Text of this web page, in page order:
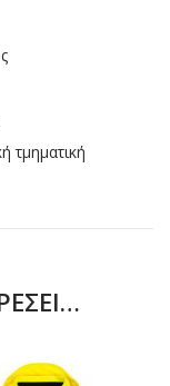
τμηματική